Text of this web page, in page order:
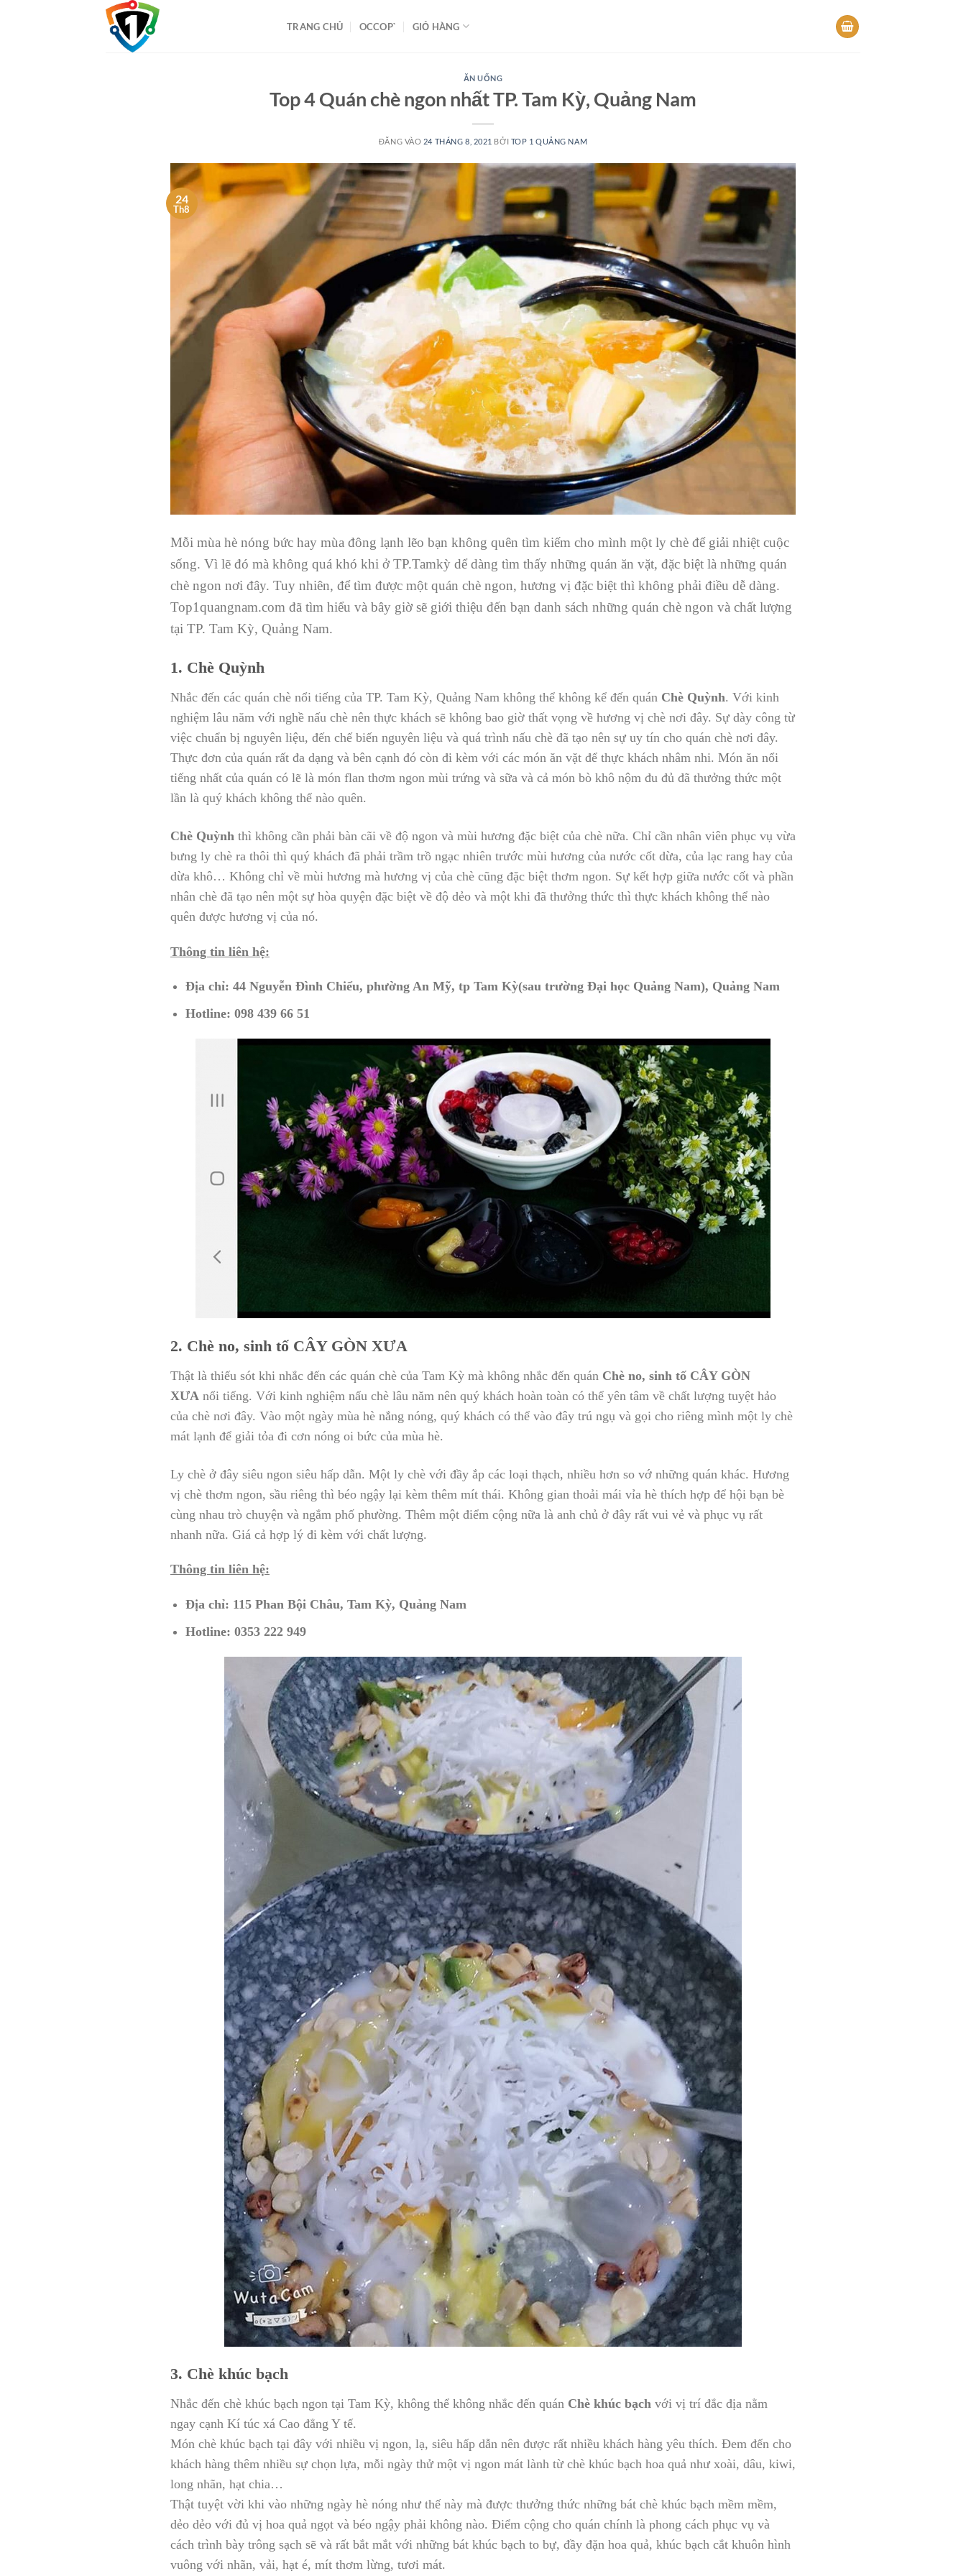
TRANG CHỦ OCCOP` GIỎ HÀNG
ĂN UỐNG
Top 4 Quán chè ngon nhất TP. Tam Kỳ, Quảng Nam
ĐĂNG VÀO 24 THÁNG 8, 2021 BỞI TOP 1 QUẢNG NAM
24
Th8
Mỗi mùa hè nóng bức hay mùa đông lạnh lẽo bạn không quên tìm kiếm cho mình một ly chè để giải nhiệt cuộc
sống. Vì lẽ đó mà không quá khó khi ở TP.Tamkỳ dể dàng tìm thấy những quán ăn vặt, đặc biệt là những quán
chè ngon nơi đây. Tuy nhiên, để tìm được một quán chè ngon, hương vị đặc biệt thì không phải điều dễ dàng.
Top1quangnam.com đã tìm hiểu và bây giờ sẽ giới thiệu đến bạn danh sách những quán chè ngon và chất lượng
tại TP. Tam Kỳ, Quảng Nam.
1. Chè Quỳnh
Nhắc đến các quán chè nổi tiếng của TP. Tam Kỳ, Quảng Nam không thể không kể đến quán Chè Quỳnh. Với kinh
nghiệm lâu năm với nghề nấu chè nên thực khách sẽ không bao giờ thất vọng về hương vị chè nơi đây. Sự dày công từ
việc chuẩn bị nguyên liệu, đến chế biến nguyên liệu và quá trình nấu chè đã tạo nên sự uy tín cho quán chè nơi đây.
Thực đơn của quán rất đa dạng và bên cạnh đó còn đi kèm với các món ăn vặt để thực khách nhâm nhi. Món ăn nổi
tiếng nhất của quán có lẽ là món flan thơm ngon mùi trứng và sữa và cả món bò khô nộm đu đủ đã thưởng thức một
lần là quý khách không thể nào quên.
Chè Quỳnh thì không cần phải bàn cãi về độ ngon và mùi hương đặc biệt của chè nữa. Chỉ cần nhân viên phục vụ vừa
bưng ly chè ra thôi thì quý khách đã phải trầm trồ ngạc nhiên trước mùi hương của nước cốt dừa, của lạc rang hay của
dừa khô… Không chỉ về mùi hương mà hương vị của chè cũng đặc biệt thơm ngon. Sự kết hợp giữa nước cốt và phần
nhân chè đã tạo nên một sự hòa quyện đặc biệt về độ dẻo và một khi đã thưởng thức thì thực khách không thể nào
quên được hương vị của nó.
Thông tin liên hệ:
Địa chỉ: 44 Nguyễn Đình Chiểu, phường An Mỹ, tp Tam Kỳ(sau trường Đại học Quảng Nam), Quảng Nam
Hotline: 098 439 66 51
2. Chè no, sinh tố CÂY GÒN XƯA
Thật là thiếu sót khi nhắc đến các quán chè của Tam Kỳ mà không nhắc đến quán Chè no, sinh tố CÂY GÒN
XƯA nổi tiếng. Với kinh nghiệm nấu chè lâu năm nên quý khách hoàn toàn có thể yên tâm về chất lượng tuyệt hảo
của chè nơi đây. Vào một ngày mùa hè nắng nóng, quý khách có thể vào đây trú ngụ và gọi cho riêng mình một ly chè
mát lạnh để giải tỏa đi cơn nóng oi bức của mùa hè.
Ly chè ở đây siêu ngon siêu hấp dẫn. Một ly chè với đầy ắp các loại thạch, nhiều hơn so vớ những quán khác. Hương
vị chè thơm ngon, sầu riêng thì béo ngậy lại kèm thêm mít thái. Không gian thoải mái vỉa hè thích hợp để hội bạn bè
cùng nhau trò chuyện và ngắm phố phường. Thêm một điểm cộng nữa là anh chủ ở đây rất vui vẻ và phục vụ rất
nhanh nữa. Giá cả hợp lý đi kèm với chất lượng.
Thông tin liên hệ:
Địa chỉ: 115 Phan Bội Châu, Tam Kỳ, Quảng Nam
Hotline: 0353 222 949
3. Chè khúc bạch
Nhắc đến chè khúc bạch ngon tại Tam Kỳ, không thể không nhắc đến quán Chè khúc bạch với vị trí đắc địa nằm
ngay cạnh Kí túc xá Cao đẳng Y tế.
Món chè khúc bạch tại đây với nhiều vị ngon, lạ, siêu hấp dẫn nên được rất nhiều khách hàng yêu thích. Đem đến cho
khách hàng thêm nhiều sự chọn lựa, mỗi ngày thử một vị ngon mát lành từ chè khúc bạch hoa quả như xoài, dâu, kiwi,
long nhãn, hạt chia…
Thật tuyệt vời khi vào những ngày hè nóng như thế này mà được thưởng thức những bát chè khúc bạch mềm mềm,
dẻo dẻo với đủ vị hoa quả ngọt và béo ngậy phải không nào. Điểm cộng cho quán chính là phong cách phục vụ và
cách trình bày trông sạch sẽ và rất bắt mắt với những bát khúc bạch to bự, đầy đặn hoa quả, khúc bạch cắt khuôn hình
vuông với nhãn, vải, hạt é, mít thơm lừng, tươi mát.